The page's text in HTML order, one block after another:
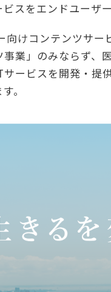
スをエンドユーザ
けコンテンツサ
業」のみならず、
ービスを開発・提
。